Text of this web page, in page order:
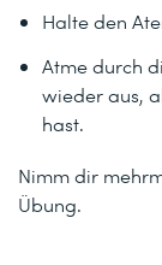
Halte den
Atme durch
wieder aus,
hast.
Nimm dir
Übung.